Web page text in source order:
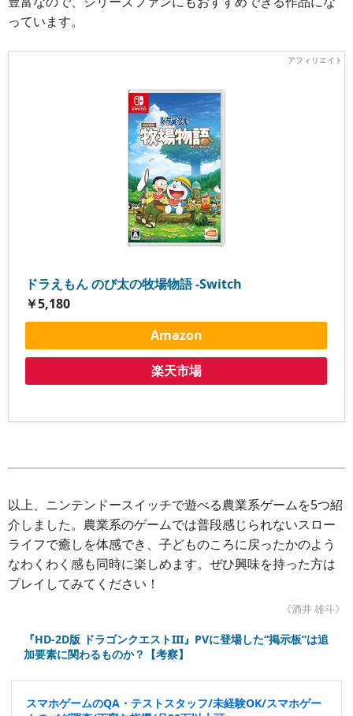
っています。
ドラえもん のび太の牧場物語 -Switch
￥5,180
Amazon
楽天市場
以上、ニンテンドースイッチで遊べる農業系ゲームを5つ紹
介しました。農業系のゲームでは普段感じられないスロー
ライフで癒しを体感でき、子どものころに戻ったかのよう
なわくわく感も同時に楽しめます。ぜひ興味を持った方は
プレイしてみてください！
《酒井 雄斗》
『HD-2D版 ドラゴンクエストIII』PVに登場した“掲示板”は追
加要素に関わるものか？【考察】
スマホゲームのQA・テストスタッフ/未経験OK/スマホゲー